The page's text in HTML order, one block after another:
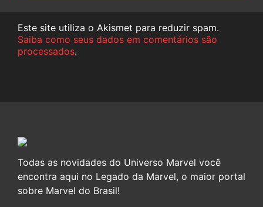
Este site utiliza o Akismet para reduzir spam.
Saiba como seus dados em comentários são
processados.
Todas as novidades do Universo Marvel você
encontra aqui no Legado da Marvel, o maior portal
sobre Marvel do Brasil!